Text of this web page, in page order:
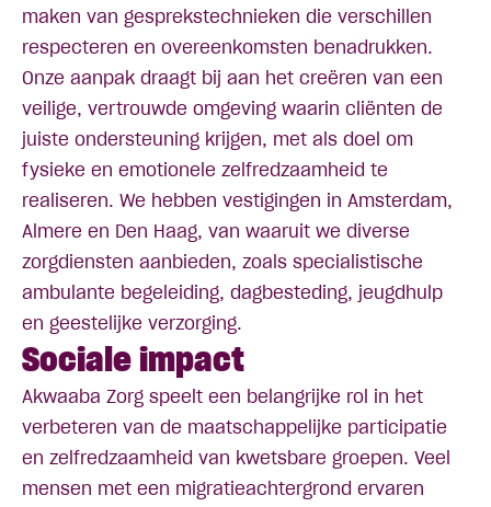
maken van gesprekstechnieken die verschillen
respecteren en overeenkomsten benadrukken.
Onze aanpak draagt bij aan het creëren van een
veilige, vertrouwde omgeving waarin cliënten de
juiste ondersteuning krijgen, met als doel om
fysieke en emotionele zelfredzaamheid te
realiseren. We hebben vestigingen in Amsterdam,
Almere en Den Haag, van waaruit we diverse
zorgdiensten aanbieden, zoals specialistische
ambulante begeleiding, dagbesteding, jeugdhulp
en geestelijke verzorging.
Sociale impact
Akwaaba Zorg speelt een belangrijke rol in het
verbeteren van de maatschappelijke participatie
en zelfredzaamheid van kwetsbare groepen. Veel
mensen met een migratieachtergrond ervaren